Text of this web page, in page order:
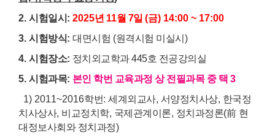
2. 시험일시 : 2025년 11월 7일(금) 14:00 ~ 17:00
3. 시험방식:대면시험 (원격시험 미실시 )
4. 시험장소: 정치외교학과 445호 전공강의실
5. 시험과목: 본인 학번 교육과정 상 전필과목 중 택3
1) 2011~2016학번:세계외교사, 서양정치사상, 한국정
치사상사, 비교정치학, 국제관계이론, 정치과정론(前 현
대정보사회와 정치과정)